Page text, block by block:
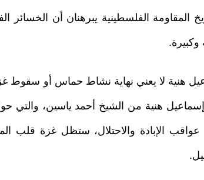
المقاومة الفلسطينية يبرهنان أن
هنية لا يعني نهاية نشاط حماس أو سقوط
إسماعيل هنية من الشيخ أحمد ياسين، والتي
الإبادة والاحتلال، ستظل غزة قلب